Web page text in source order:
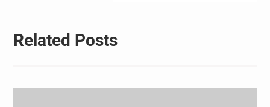
Related Posts